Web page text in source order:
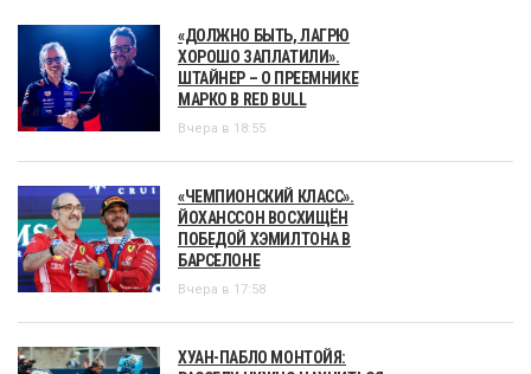
«ДОЛЖНО БЫТЬ, ЛАГРЮ
ХОРОШО ЗАПЛАТИЛИ».
ШТАЙНЕР – О ПРЕЕМНИКЕ
МАРКО В RED BULL
Вчера в 18:55
«ЧЕМПИОНСКИЙ КЛАСС».
ЙОХАНССОН ВОСХИЩЁН
ПОБЕДОЙ ХЭМИЛТОНА В
БАРСЕЛОНЕ
Вчера в 17:58
ХУАН-ПАБЛО МОНТОЙЯ: